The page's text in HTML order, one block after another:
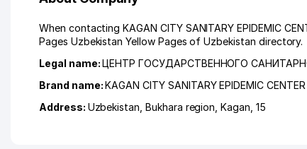
When contacting KAGAN CITY SANITARY EPIDEMIC
Pages Uzbekistan Yellow Pages of Uzbekistan directory.
Legal name:ЦЕНТР ГОСУДАРСТВЕННОГО
Brand name:KAGAN CITY SANITARY EPIDEMIC CENTER
Address: Uzbekistan, Bukhara region ,Kagan , 15